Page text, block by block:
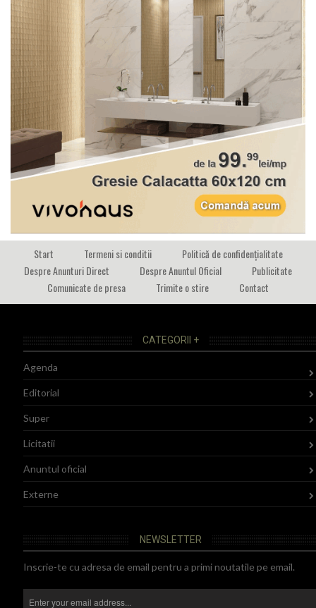
Start Termeni si conditii
Politică de confidențialitate
Despre Anunturi Direct
Despre Anuntul Oficial
Publicitate
Comunicate de presa
Trimite o stire Contact
CATEGORII +
Agenda
Editorial
Super
Licitatii
Anuntul oficial
Externe
NEWSLETTER
Inscrie-te cu adresa de email pentru a primi noutatile pe email.